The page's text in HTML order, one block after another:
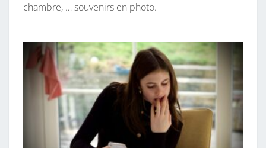
chambre, … souvenirs en photo.